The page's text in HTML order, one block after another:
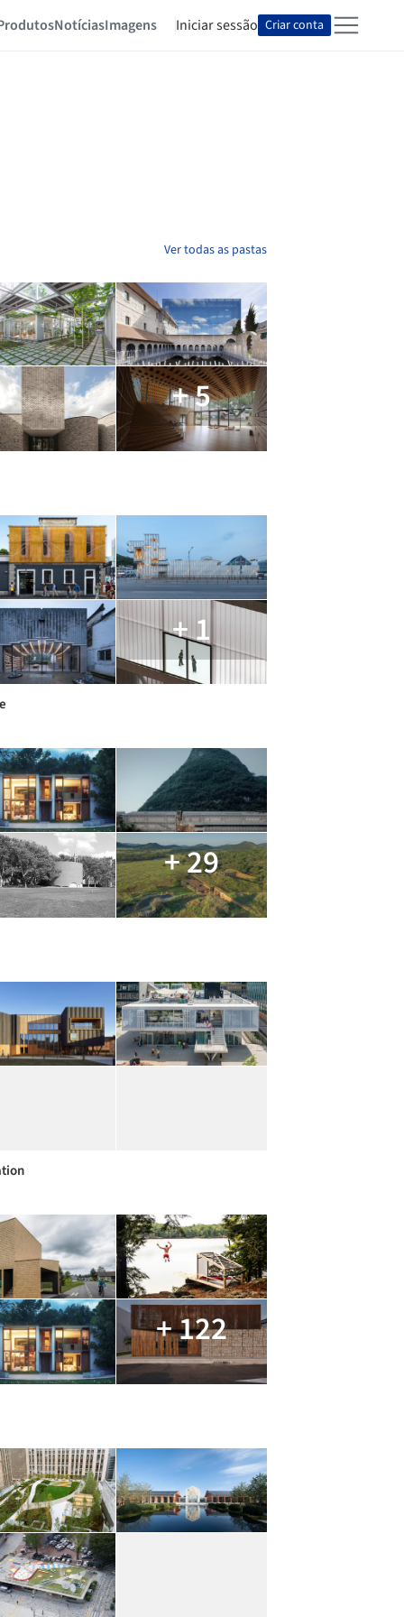
NotíciasImagens Iniciar sessão Criar conta
Ver todas as pastas
+ 5
+ 1
+ 29
+ 122